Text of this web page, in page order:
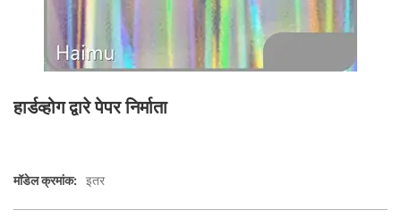
हार्डव्होग द्वारे पेपर निर्माता
मॉडेल क्रमांक: इतर